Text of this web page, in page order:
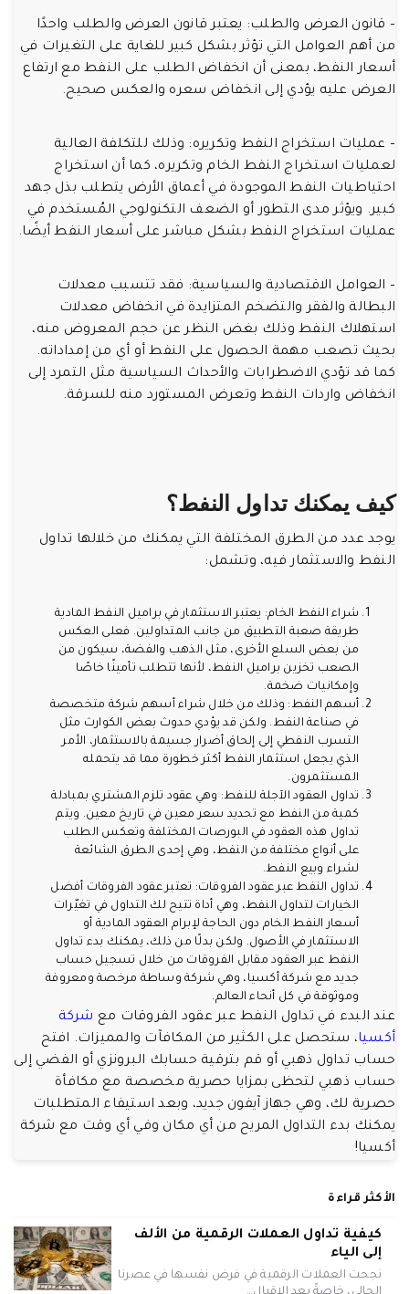
– قانون العرض والطلب: يعتبر قانون العرض والطلب واحدًا
من أهم العوامل التي تؤثر بشكل كبير للغاية على التغيرات في
أسعار النفط، بمعنى أن انخفاض الطلب على النفط مع ارتفاع
العرض عليه يؤدي إلى انخفاض سعره والعكس صحيح.
– عمليات استخراج النفط وتكريره: وذلك للتكلفة العالية
لعمليات استخراج النفط الخام وتكريره، كما أن استخراج
احتياطيات النفط الموجودة في أعماق الأرض يتطلب بذل جهد
كبير. ويؤثر مدى التطور أو الضعف التكنولوجي المُستخدم في
عمليات استخراج النفط بشكل مباشر على أسعار النفط أيضًا.
– العوامل الاقتصادية والسياسية: فقد تتسبب معدلات
البطالة والفقر والتضخم المتزايدة في انخفاض معدلات
استهلاك النفط وذلك بغض النظر عن حجم المعروض منه،
بحيث تصعب مهمة الحصول على النفط أو أي من إمداداته.
كما قد تؤدي الاضطرابات والأحداث السياسية مثل التمرد إلى
انخفاض واردات النفط وتعرض المستورد منه للسرقة.
كيف يمكنك تداول النفط؟
يوجد عدد من الطرق المختلفة التي يمكنك من خلالها تداول
النفط والاستثمار فيه، وتشمل:
شراء النفط الخام: يعتبر الاستثمار في براميل النفط المادية
طريقة صعبة التطبيق من جانب المتداولين. فعلى العكس
من بعض السلع الأخرى، مثل الذهب والفضة، سيكون من
الصعب تخزين براميل النفط، لأنها تتطلب تأمينًا خاصًا
وإمكانيات ضخمة.
أسهم النفط: وذلك من خلال شراء أسهم شركة متخصصة
في صناعة النفط. ولكن قد يؤدي حدوث بعض الكوارث مثل
التسرب النفطي إلى إلحاق أضرار جسيمة بالاستثمار، الأمر
الذي يجعل استثمار النفط أكثر خطورة مما قد يتحمله
المستثمرون.
تداول العقود الآجلة للنفط: وهي عقود تلزم المشتري بمبادلة
كمية من النفط مع تحديد سعر معين في تاريخ معين. ويتم
تداول هذه العقود في البورصات المختلفة وتعكس الطلب
على أنواع مختلفة من النفط، وهي إحدى الطرق الشائعة
لشراء وبيع النفط.
تداول النفط عبر عقود الفروقات: تعتبر عقود الفروقات أفضل
الخيارات لتداول النفط، وهي أداة تتيح لك التداول في تغيّرات
أسعار النفط الخام دون الحاجة لإبرام العقود المادية أو
الاستثمار في الأصول. ولكن بدلًا من ذلك، يمكنك بدء تداول
النفط عبر العقود مقابل الفروقات من خلال تسجيل حساب
جديد مع شركة أكسيا، وهي شركة وساطة مرخصة ومعروفة
وموثوقة في كل أنحاء العالم.
عند البدء في تداول النفط عبر عقود الفروقات مع شركة
أكسيا، ستحصل على الكثير من المكافآت والمميزات. افتح
حساب تداول ذهبي أو قم بترقية حسابك البرونزي أو الفضي إلى
حساب ذهبي لتحظى بمزايا حصرية مخصصة مع مكافأة
حصرية لك، وهي جهاز آيفون جديد، وبعد استيفاء المتطلبات
يمكنك بدء التداول المريح من أي مكان وفي أي وقت مع شركة
أكسيا!
الأكثر قراءة
كيفية تداول العملات الرقمية من الألف
إلى الياء
نجحت العملات الرقمية في فرض نفسها في عصرنا